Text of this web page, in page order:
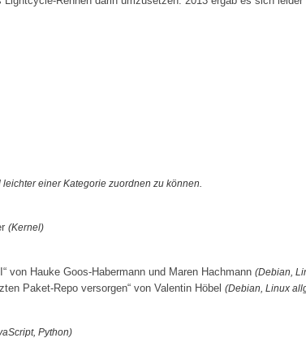
einer Kategorie zuordnen zu können.
(Kernel)
von Hauke Goos-Habermann und Maren Hachmann (Debian,
Paket-Repo versorgen“ von Valentin Höbel (Debian, Linux
Python)